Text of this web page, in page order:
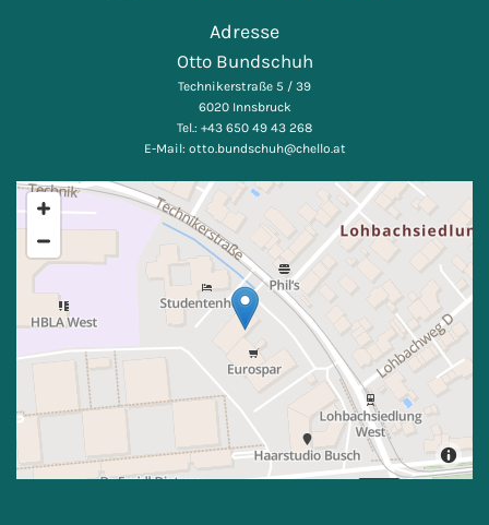
Adresse
Otto Bundschuh
Technikerstraße 5 / 39
6020 Innsbruck
Tel.: +43 650 49 43 268
E-Mail: otto.bundschuh@chello.at